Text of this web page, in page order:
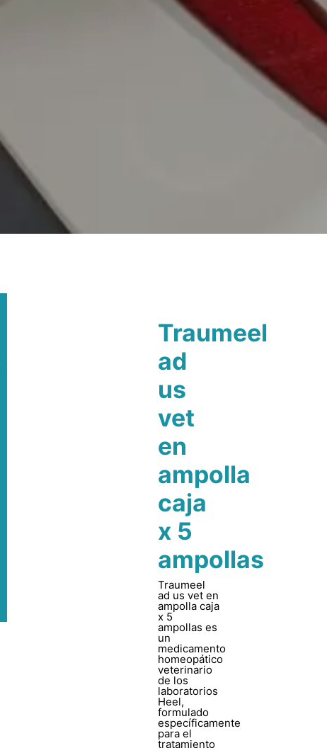
Traumeel
ad
us
vet
en
ampolla
caja
x 5
ampollas
Traumeel
ad us vet en
ampolla caja
x 5
ampollas es
un
medicamento
homeopático
veterinario
de los
laboratorios
Heel,
formulado
específicamente
para el
tratamiento